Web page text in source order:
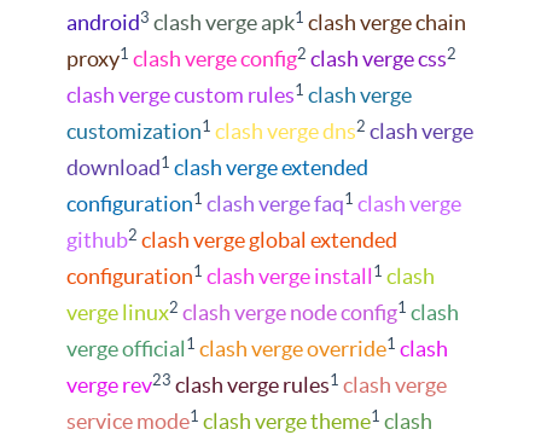
android3 clash verge apk1 clash verge chain
proxy1 clash verge config2 clash verge css2
clash verge custom rules1 clash verge
customization1 clash verge dns2 clash verge
download1 clash verge extended
configuration1 clash verge faq1 clash verge
github2 clash verge global extended
configuration1 clash verge install 1 clash
verge linux2 clash verge node config1 clash
verge official 1 clash verge override1 clash
verge rev23 clash verge rules1 clash verge
service mode1 clash verge theme1 clash